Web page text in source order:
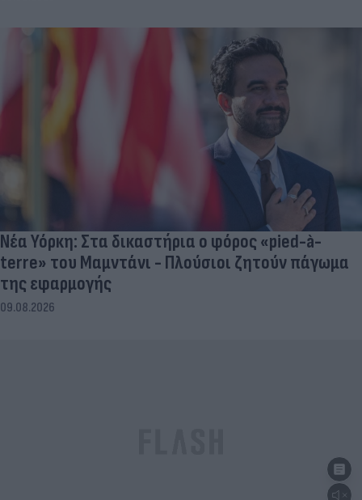
Νέα Υόρκη: Στα δικαστήρια ο φόρος «pied-à-
terre» του Μαμντάνι - Πλούσιοι ζητούν πάγωμα
της εφαρμογής
09.08.2026